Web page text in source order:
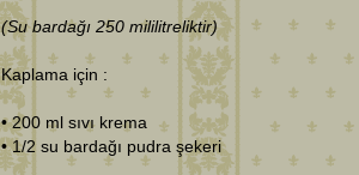
(Su bardağı 250 mililitreliktir)
Kaplama için :
• 200 ml sıvı krema
• 1/2 su bardağı pudra şekeri